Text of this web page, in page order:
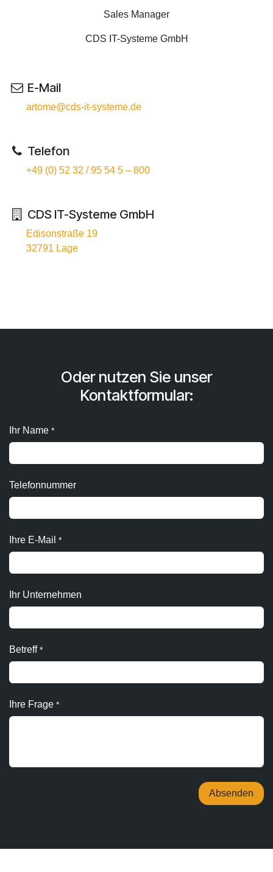
Sales Manager
CDS IT-Systeme GmbH
E-Mail
artome@cds-it-systeme.de
Telefon
​+49 (0) 52 32 / 95 54 5 – 800
CDS IT-Systeme GmbH
Edisonstraße 19
32791 Lage
Oder nutzen Sie unser
Kontaktformular:
Ihr Name *
Telefonnummer
Ihre E-Mail *
Ihr Unternehmen
Betreff*
Ihre Frage *
Absenden